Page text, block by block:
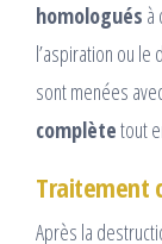
homologués à
l’aspiration ou
sont menées
complètetout
Traitement
Après la